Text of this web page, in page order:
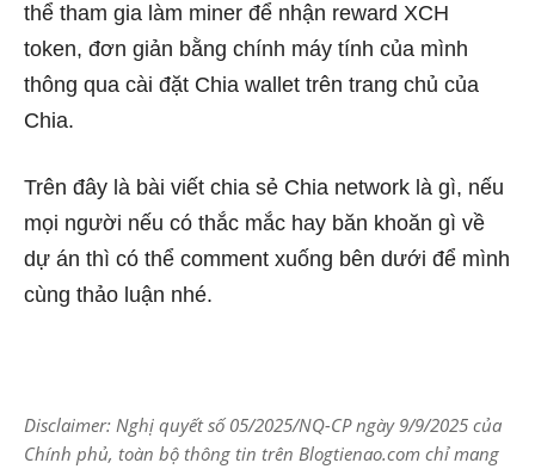
thể tham gia làm miner để nhận reward XCH
token, đơn giản bằng chính máy tính của mình
thông qua cài đặt Chia wallet trên trang chủ của
Chia.
Trên đây là bài viết chia sẻ Chia network là gì, nếu
mọi người nếu có thắc mắc hay băn khoăn gì về
dự án thì có thể comment xuống bên dưới để mình
cùng thảo luận nhé.
Disclaimer: Nghị quyết số 05/2025/NQ-CP ngày 9/9/2025 của
Chính phủ, toàn bộ thông tin trên Blogtienao.com chỉ mang